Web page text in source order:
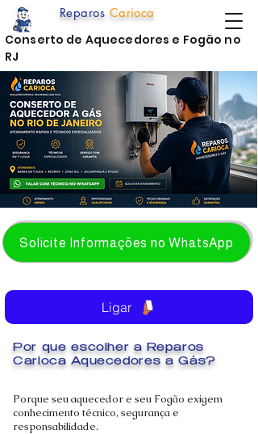
Solicite Informações no WhatsApp
Porque seu aquecedor e seu Fogão exigem
conhecimento técnico, segurança e
responsabilidade.
Reparos Carioca
Por que escolher a Reparos
Carioca Aquecedores a Gás?
Ligar
Conserto de Aquecedores e Fogão no
RJ